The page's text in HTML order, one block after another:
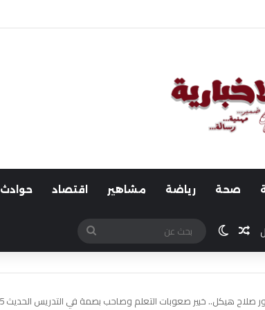
صحة رياضة مشاهير اقتصاد حوادث
مقال عشوائي
الوضع المظلم
بحث
عن
صلاح هيكل.. خبير صعوبات التعلم وصاحب بصمة في التدريس الحديث 2025